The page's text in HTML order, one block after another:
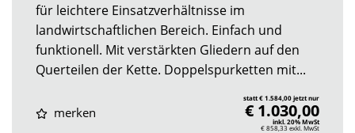
für leichtere Einsatzverhältnisse im
landwirtschaftlichen Bereich. Einfach und
funktionell. Mit verstärkten Gliedern auf den
Querteilen der Kette. Doppelspurketten mit...
merken
statt € 1.584,00 jetzt nur
€ 1.030,00
inkl. 20% MwSt
€ 858,33 exkl. MwSt